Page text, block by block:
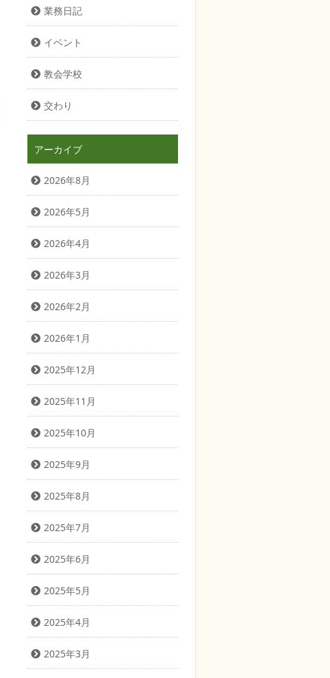
業務日記
イベント
教会学校
交わり
アーカイブ
2026年8月
2026年5月
2026年4月
2026年3月
2026年2月
2026年1月
2025年12月
2025年11月
2025年10月
2025年9月
2025年8月
2025年7月
2025年6月
2025年5月
2025年4月
2025年3月